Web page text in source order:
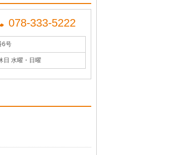
078-333-5222
6号
日 水曜・日曜